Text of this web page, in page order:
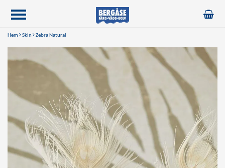
Hem Skin Zebra Natural